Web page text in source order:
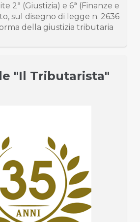
2ª (Giustizia) e 6ª (Finanze e
sul disegno di legge n. 2636
della giustizia tributaria
"Il Tributarista"